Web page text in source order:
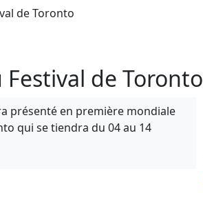
de Toronto
présenté en première mondiale
qui se tiendra du 04 au 14